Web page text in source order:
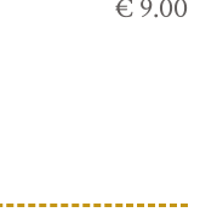
€ 9.00